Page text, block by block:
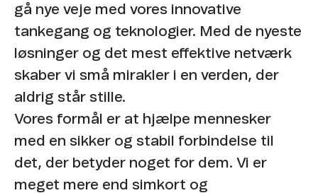
gå nye veje med vores innovative
tankegang og teknologier. Med de nyeste
løsninger og det mest effektive netværk
skaber vi små mirakler i en verden, der
aldrig står stille. ​
Vores formål er at hjælpe mennesker
med en sikker og stabil forbindelse til
det, der betyder noget for dem. Vi er
meget mere end simkort og